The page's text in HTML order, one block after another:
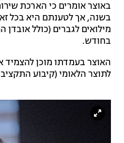
בשנה, אך לטענתם היא בכל
בחודש.
האוצר בעמדתו מוכן להצמיד
לתוצר הלאומי (קיבוע